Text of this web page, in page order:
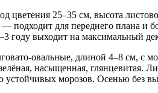
цветения 25–35 см, высота
— подходит для переднего плана и
году выходит на максимальный
овальные, длиной 4–8 см, с
насыщенная, глянцевитая.
устойчивых морозов. Осенью без